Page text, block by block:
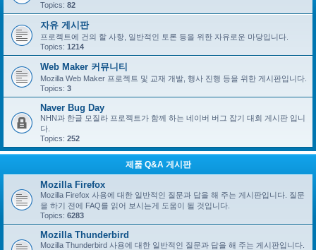
Topics: 82
자유 게시판
프로젝트에 건의 할 사항, 일반적인 토론 등을 위한 자유로운 마당입니다.
Topics: 1214
Web Maker 커뮤니티
Mozilla Web Maker 프로젝트 및 교재 개발, 행사 진행 등을 위한 게시판입니다.
Topics: 3
Naver Bug Day
NHN과 한글 모질라 프로젝트가 함께 하는 네이버 버그 잡기 대회 게시판 입니
다.
Topics: 252
제품 Q&A 게시판
Mozilla Firefox
Mozilla Firefox 사용에 대한 일반적인 질문과 답을 해 주는 게시판입니다. 질문
을 하기 전에 FAQ를 읽어 보시는게 도움이 될 것입니다.
Topics: 6283
Mozilla Thunderbird
Mozilla Thunderbird 사용에 대한 일반적인 질문과 답을 해 주는 게시판입니다.